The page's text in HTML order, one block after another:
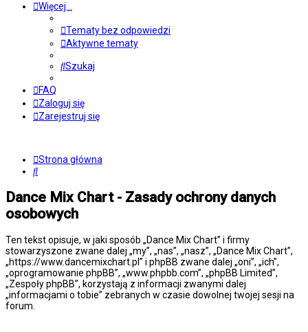
Więcej…
Tematy bez odpowiedzi
Aktywne tematy
Szukaj
FAQ
Zaloguj się
Zarejestruj się
Strona główna
Szukaj
Dance Mix Chart - Zasady ochrony danych
osobowych
Ten tekst opisuje, w jaki sposób „Dance Mix Chart” i firmy
stowarzyszone zwane dalej „my”, „nas”, „nasz”, „Dance Mix Chart”,
„https://www.dancemixchart.pl” i phpBB zwane dalej „oni”, „ich”,
„oprogramowanie phpBB”, „www.phpbb.com”, „phpBB Limited”,
„Zespoły phpBB”, korzystają z informacji zwanymi dalej
„informacjami o tobie” zebranych w czasie dowolnej twojej sesji na
forum.